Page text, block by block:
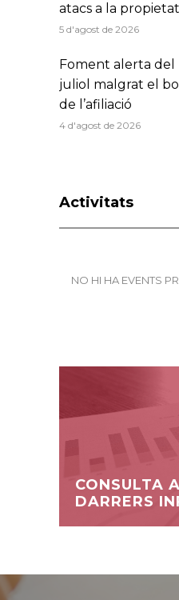
atacs a la
5 d'agost de 2026
Foment alerta
juliol malgrat el
de l’afiliació
4 d'agost de 2026
Activitats
NO HI HA EVENTS
CONSULTA
DARRERS